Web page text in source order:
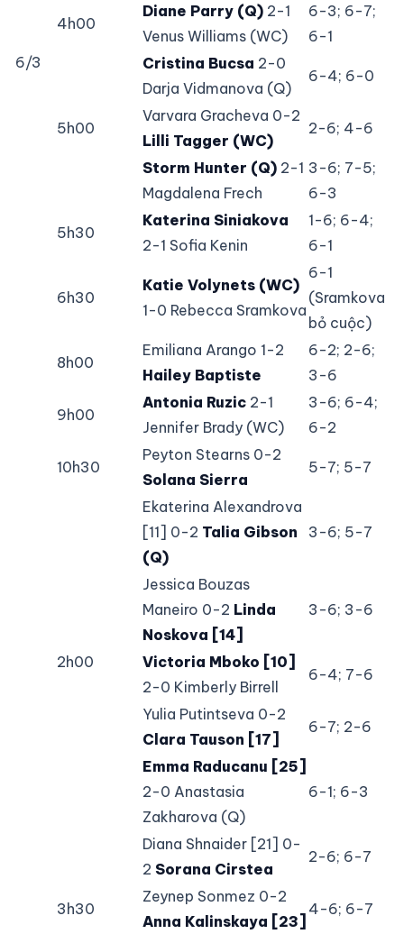
6/3
4h00
Diane Parry (Q) 2-1
Venus Williams (WC)
6-3; 6-7;
6-1
5h00
Cristina Bucsa 2-0
Darja Vidmanova (Q)
6-4; 6-0
Varvara Gracheva 0-2
Lilli Tagger (WC)
2-6; 4-6
Storm Hunter (Q) 2-1
Magdalena Frech
3-6; 7-5;
6-3
5h30
Katerina Siniakova
2-1 Sofia Kenin
1-6; 6-4;
6-1
6h30
Katie Volynets (WC)
1-0 Rebecca Sramkova
6-1
(Sramkova
bỏ cuộc)
8h00
Emiliana Arango 1-2
Hailey Baptiste
6-2; 2-6;
3-6
9h00
Antonia Ruzic 2-1
Jennifer Brady (WC)
3-6; 6-4;
6-2
10h30
Peyton Stearns 0-2
Solana Sierra
5-7; 5-7
2h00
Ekaterina Alexandrova
[11] 0-2 Talia Gibson
(Q)
3-6; 5-7
Jessica Bouzas
Maneiro 0-2 Linda
Noskova [14]
3-6; 3-6
Victoria Mboko [10]
2-0 Kimberly Birrell
6-4; 7-6
Yulia Putintseva 0-2
Clara Tauson [17]
6-7; 2-6
Emma Raducanu [25]
2-0 Anastasia
Zakharova (Q)
6-1; 6-3
3h30
Diana Shnaider [21] 0-
2 Sorana Cirstea
2-6; 6-7
Zeynep Sonmez 0-2
Anna Kalinskaya [23]
4-6; 6-7